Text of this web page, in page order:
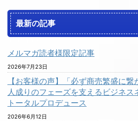
最新の記事
メルマガ読者様限定記事
2026年7月23日
【お客様の声】「必ず商売繁盛に
人成りのフェーズを支えるビジネス
トータルプロデュース
2026年6月12日